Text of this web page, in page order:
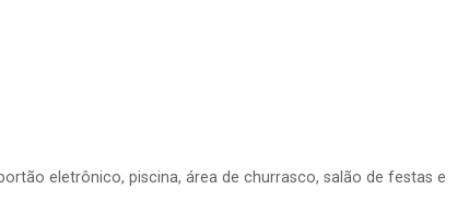
eletrônico, piscina, área de churrasco, salão de festas e